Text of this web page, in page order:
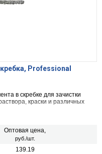
Professional
в скребке для зачистки
краски и различных
Оптовая цена,
руб./шт.
139.19